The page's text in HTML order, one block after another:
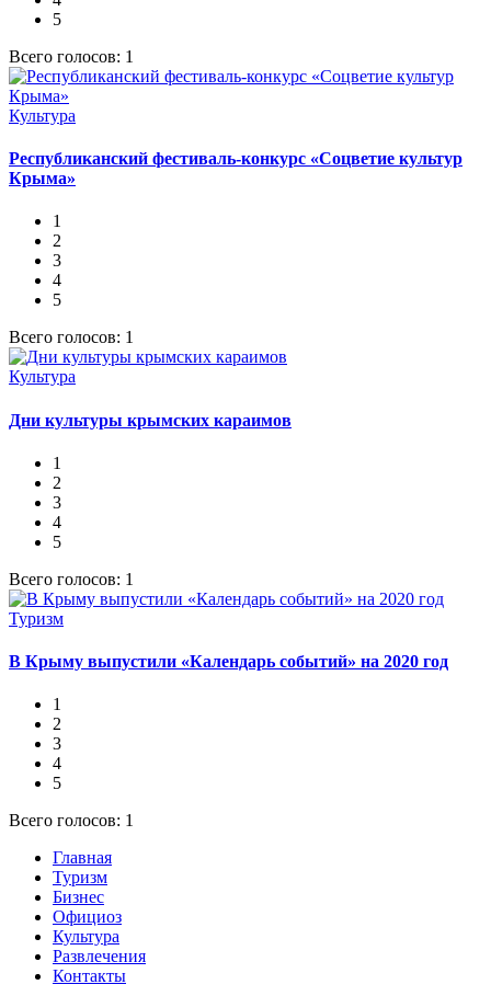
5
Всего голосов: 1
Культура
Республиканский фестиваль-конкурс «Соцветие культур
Крыма»
1
2
3
4
5
Всего голосов: 1
Культура
Дни культуры крымских караимов
1
2
3
4
5
Всего голосов: 1
Туризм
В Крыму выпустили «Календарь событий» на 2020 год
1
2
3
4
5
Всего голосов: 1
Главная
Туризм
Бизнес
Официоз
Культура
Развлечения
Контакты